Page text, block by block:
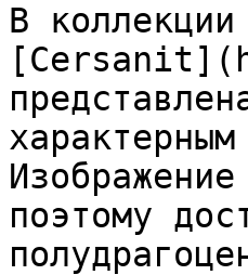
В
поэтому